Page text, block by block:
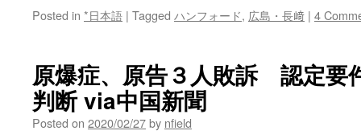
Posted in *日本語 | Tagged ハンフォード, 広島・長﨑 | 4
原爆症、原告３人敗訴 認定要
判断 via中国新聞
Posted on 2020/02/27by nfield